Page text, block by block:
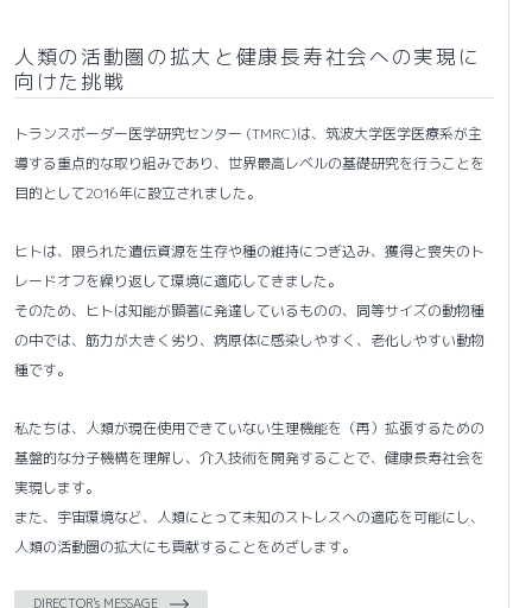
人類の活動圏の拡大と健康長寿社会への実現に
向けた挑戦
トランスボーダー医学研究センター (TMRC)は、筑波大学医学医療系が主
導する重点的な取り組みであり、世界最高レベルの基礎研究を行うことを
目的として2016年に設立されました。
ヒトは、限られた遺伝資源を生存や種の維持につぎ込み、獲得と喪失のト
レードオフを繰り返して環境に適応してきました。
そのため、ヒトは知能が顕著に発達しているものの、同等サイズの動物種
の中では、筋力が大きく劣り、病原体に感染しやすく、老化しやすい動物
種です。
私たちは、人類が現在使用できていない生理機能を（再）拡張するための
基盤的な分子機構を理解し、介入技術を開発することで、健康長寿社会を
実現します。
また、宇宙環境など、人類にとって未知のストレスへの適応を可能にし、
人類の活動圏の拡大にも貢献することをめざします。
DIRECTOR's MESSAGE